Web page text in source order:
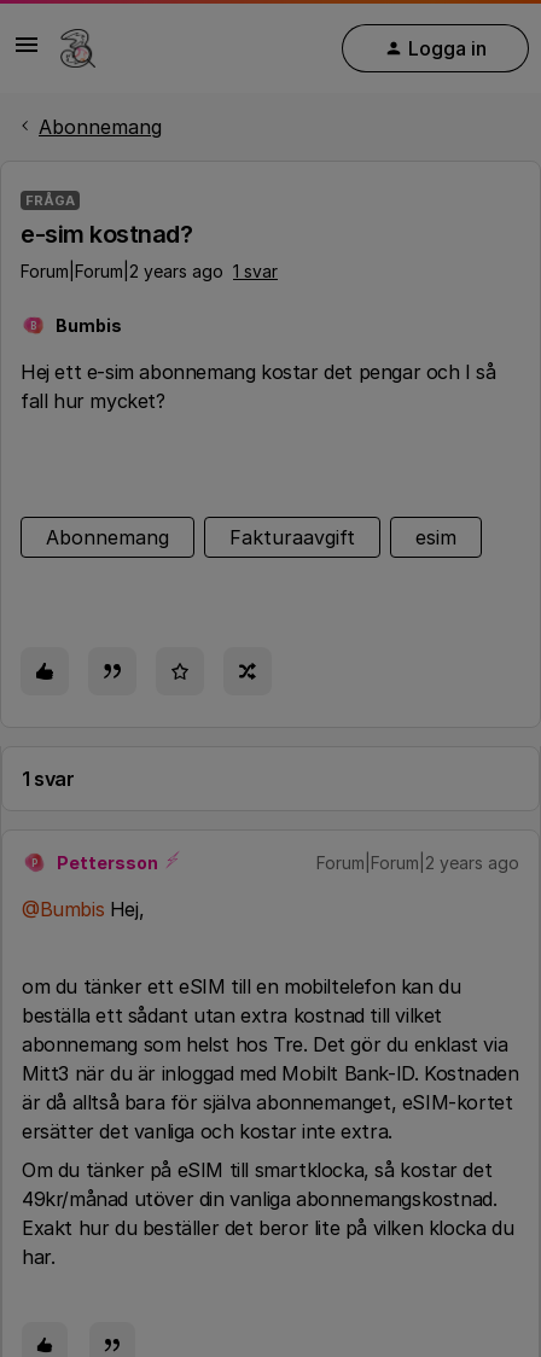
Logga in
Abonnemang
FRÅGA
e-sim kostnad?
Forum|Forum|2 years ago 1 svar
B Bumbis
Hej ett e-sim abonnemang kostar det pengar och I så
fall hur mycket?
Abonnemang Fakturaavgift esim
1 svar
P Pettersson Forum|Forum|2 years ago
@Bumbis Hej,
om du tänker ett eSIM till en mobiltelefon kan du
beställa ett sådant utan extra kostnad till vilket
abonnemang som helst hos Tre. Det gör du enklast via
Mitt3 när du är inloggad med Mobilt Bank-ID. Kostnaden
är då alltså bara för själva abonnemanget, eSIM-kortet
ersätter det vanliga och kostar inte extra.
Om du tänker på eSIM till smartklocka, så kostar det
49kr/månad utöver din vanliga abonnemangskostnad.
Exakt hur du beställer det beror lite på vilken klocka du
har.